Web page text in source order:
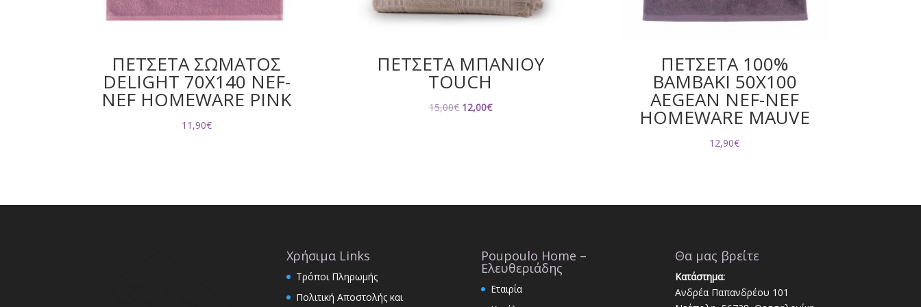
ΠΕΤΣΕΤΑ ΣΩΜΑΤΟΣ
DELIGHT 70X140 NEF-
NEF HOMEWARE PINK
11,90€
ΠΕΤΣΕΤΑ ΜΠΑΝΙΟΥ
TOUCH
15,00€ Original
12,00€Η
ΠΕΤΣΕΤΑ 100%
ΒΑΜΒΑΚΙ 50Χ100
AEGEAN NEF-NEF
HOMEWARE MAUVE
12,90€
Χρήσιμα Links
Τρόποι Πληρωμής
Πολιτική Αποστολής και
Poupoulo Home –
Ελευθεριάδης
Εταιρία
Θα μας βρείτε
Κατάστημα:
Ανδρέα Παπανδρέου 101